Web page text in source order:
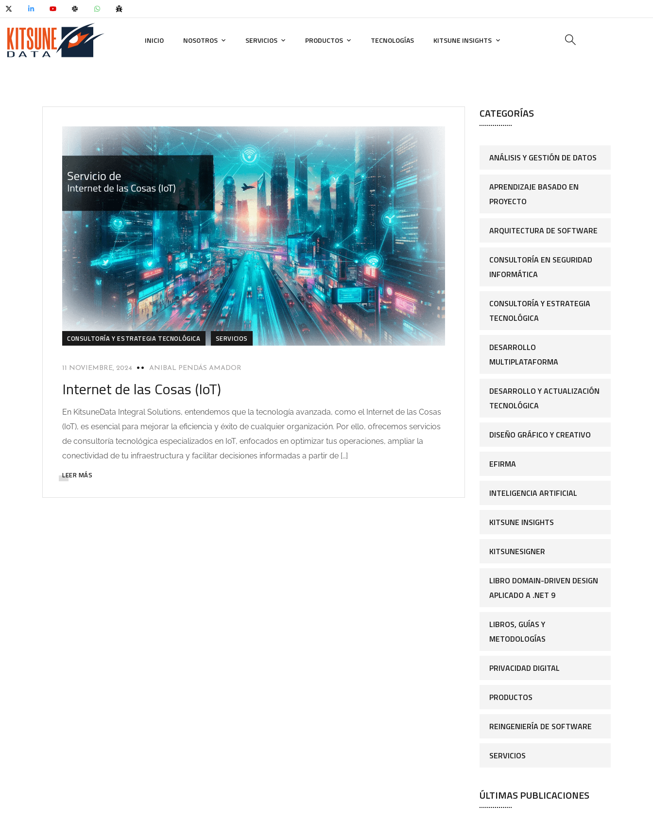
INICIO NOSOTROS SERVICIOS PRODUCTOS TECNOLOGÍAS KITSUNE INSIGHTS
CONSULTORÍA Y ESTRATEGIA TECNOLÓGICA SERVICIOS
11 NOVIEMBRE, 2024 ANIBAL PENDÁS AMADOR
Internet de las Cosas (IoT)
En KitsuneData Integral Solutions, entendemos que la tecnología avanzada, como el Internet de las Cosas
(IoT), es esencial para mejorar la eficiencia y éxito de cualquier organización. Por ello, ofrecemos servicios
de consultoría tecnológica especializados en IoT, enfocados en optimizar tus operaciones, ampliar la
conectividad de tu infraestructura y facilitar decisiones informadas a partir de […]
LEER MÁS
CATEGORÍAS
ANÁLISIS Y GESTIÓN DE DATOS
APRENDIZAJE BASADO EN
PROYECTO
ARQUITECTURA DE SOFTWARE
CONSULTORÍA EN SEGURIDAD
INFORMÁTICA
CONSULTORÍA Y ESTRATEGIA
TECNOLÓGICA
DESARROLLO
MULTIPLATAFORMA
DESARROLLO Y ACTUALIZACIÓN
TECNOLÓGICA
DISEÑO GRÁFICO Y CREATIVO
EFIRMA
INTELIGENCIA ARTIFICIAL
KITSUNE INSIGHTS
KITSUNESIGNER
LIBRO DOMAIN-DRIVEN DESIGN
APLICADO A .NET 9
LIBROS, GUÍAS Y
METODOLOGÍAS
PRIVACIDAD DIGITAL
PRODUCTOS
REINGENIERÍA DE SOFTWARE
SERVICIOS
ÚLTIMAS PUBLICACIONES